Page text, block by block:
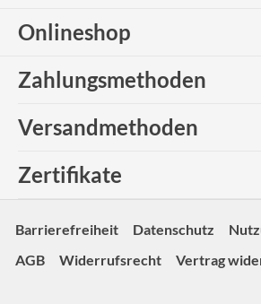
Onlineshop
Zahlungsmethoden
Versandmethoden
Zertifikate
Barrierefreiheit Datenschutz
AGB
Widerrufsrecht Vertrag